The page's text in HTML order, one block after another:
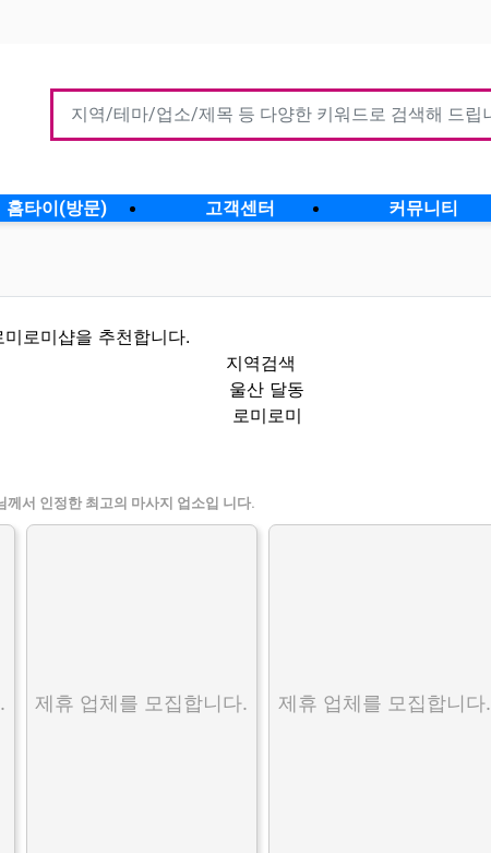
홈타이(방문) 고객센터 커뮤니티
로미샵을 추천합니다.
지역검색
울산 달동
로미로미
께서 인정한 최고의 마사지 업소입 니다.
제휴 업체를 모집합니다. 제휴 업체를 모집합니다.